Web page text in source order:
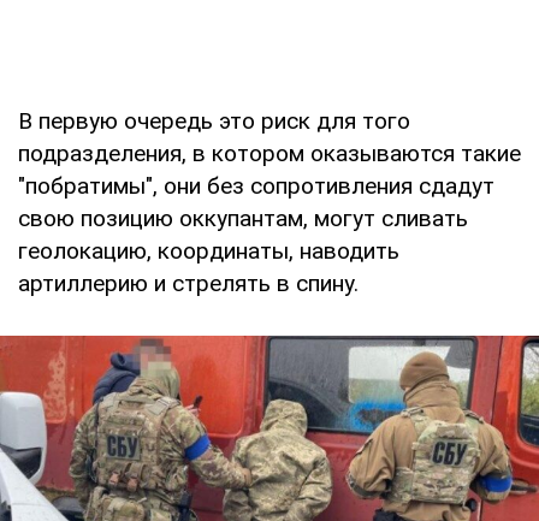
В первую очередь это риск для того
подразделения, в котором оказываются такие
"побратимы", они без сопротивления сдадут
свою позицию оккупантам, могут сливать
геолокацию, координаты, наводить
артиллерию и стрелять в спину.